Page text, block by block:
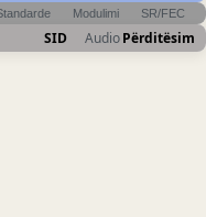
Modulimi SR/FEC
SID AudioPërditësim